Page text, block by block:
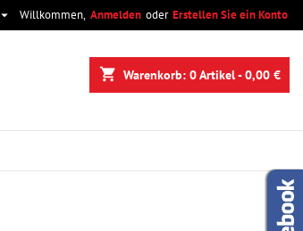
Willkommen, Anmelden oder Erstellen Sie ein Konto

shopping_cart Warenkorb: 0Artikel - 0,00 €